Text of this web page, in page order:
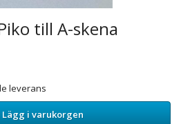
till A-skena
leverans
Lägg i varukorgen